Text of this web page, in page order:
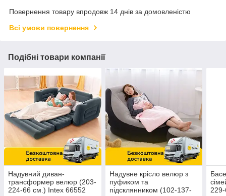
Повернення товару впродовж 14 днів за домовленістю
Всі умови повернення
Подібні товари компанії
Надувний диван-
трансформер велюр (203-
224-66 см.) Intex 66552
Надувне крісло велюр з
пуфиком та
підсклянником (102-137-